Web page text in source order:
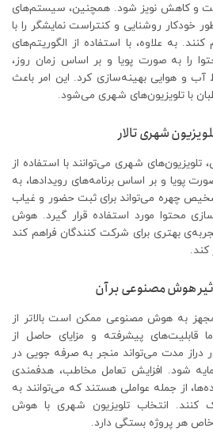
و کاهش نویز شود. همچنین، سیستم‌های
خودکار روشنایی و کنتراست نمایشگر را با
به علاوه، با استفاده از الگوریتم‌های
را به صورت پویا و بر اساس زمان روز،
و هوایی بهینه‌سازی کرد. این امر باعث
با تلویزیون‌های شهری می‌شود.
شهری تالار
تلویزیون‌های شهری می‌توانند با استفاده از
پویا و بر اساس برنامه‌های رویدادها، به
چهره می‌تواند برای ثبت حضور و غیاب
محتوا مورد استفاده قرار گیرد. هوش
بهتری برای شرکت کنندگان فراهم کند
کند.
هوش مصنوعی بر آن
به هوش مصنوعی ممکن است بالاتر از
قابلیت‌های پیشرفته و مزایای حاصل از
دراز مدت می‌تواند منجر به صرفه جویی در
شود. افزایش تعامل مخاطب، هدفمندی
از جمله عواملی هستند که می‌توانند به
کنند. انتخاب تلویزیون شهری با هوش
هر پروژه بستگی دارد.